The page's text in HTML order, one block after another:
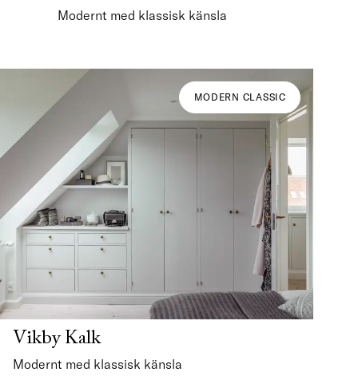
Modernt med klassisk känsla
MODERN CLASSIC
Vikby Kalk
Modernt med klassisk känsla